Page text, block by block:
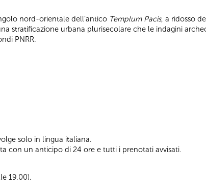
nord-orientale dell’antico Templum Pacis, a ridosso
stratificazione urbana plurisecolare che le indagini
PNRR.
solo in lingua italiana.
con un anticipo di 24 ore e tutti i prenotati avvisati.
19.00).